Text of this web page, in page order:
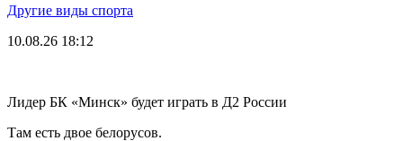
Другие виды спорта
10.08.26 18:12
Лидер БК «Минск» будет играть в Д2 России
Там есть двое белорусов.